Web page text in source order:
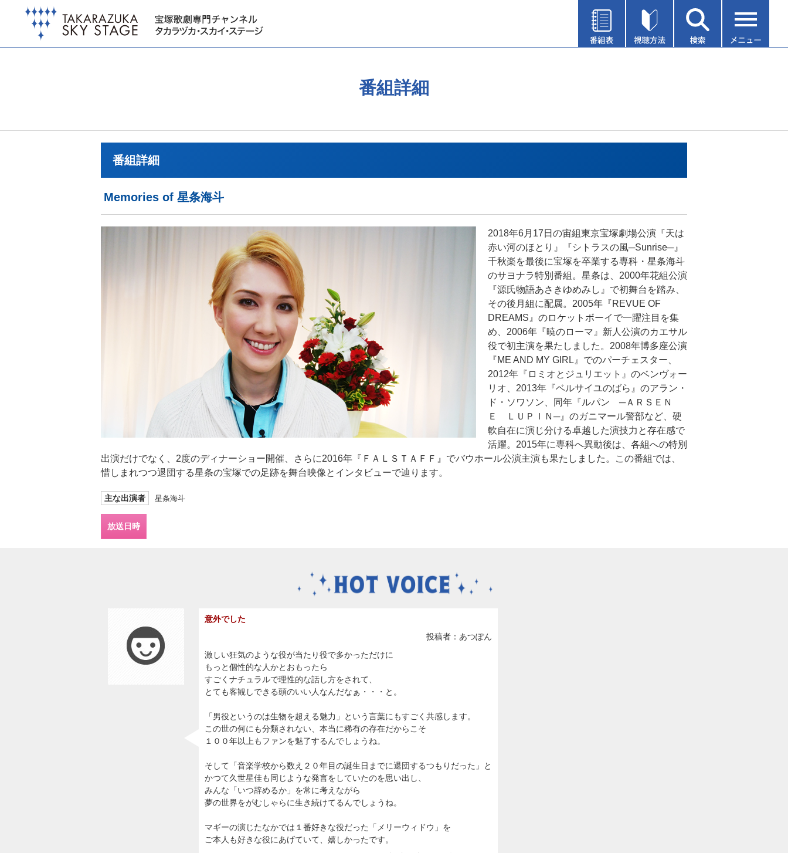
番組詳細
番組詳細
Memories of 星条海斗
2018年6月17日の宙組東京宝塚劇場公演『天は
赤い河のほとり』『シトラスの風─Sunrise─』
千秋楽を最後に宝塚を卒業する専科・星条海斗
のサヨナラ特別番組。星条は、2000年花組公演
『源氏物語あさきゆめみし』で初舞台を踏み、
その後月組に配属。2005年『REVUE OF
DREAMS』のロケットボーイで一躍注目を集
め、2006年『暁のローマ』新人公演のカエサル
役で初主演を果たしました。2008年博多座公演
『ME AND MY GIRL』でのパーチェスター、
2012年『ロミオとジュリエット』のベンヴォー
リオ、2013年『ベルサイユのばら』のアラン・
ド・ソワソン、同年『ルパン ─ＡＲＳＥＮ
Ｅ ＬＵＰＩＮ─』のガニマール警部など、硬
軟自在に演じ分ける卓越した演技力と存在感で
活躍。2015年に専科へ異動後は、各組への特別
出演だけでなく、2度のディナーショー開催、さらに2016年『ＦＡＬＳＴＡＦＦ』でバウホール公演主演も果たしました。この番組では、
惜しまれつつ退団する星条の宝塚での足跡を舞台映像とインタビューで辿ります。
主な出演者 星条海斗
放送日時
意外でした
投稿者：あつぽん
激しい狂気のような役が当たり役で多かっただけに
もっと個性的な人かとおもったら
すごくナチュラルで理性的な話し方をされて、
とても客観しできる頭のいい人なんだなぁ・・・と。
「男役というのは生物を超える魅力」という言葉にもすごく共感します。
この世の何にも分類されない、本当に稀有の存在だからこそ
１００年以上もファンを魅了するんでしょうね。
そして「音楽学校から数え２０年目の誕生日までに退団するつもりだった」と
かつて久世星佳も同じような発言をしていたのを思い出し、
みんな「いつ辞めるか」を常に考えながら
夢の世界をがむしゃらに生き続けてるんでしょうね。
マギーの演じたなかでは１番好きな役だった「メリーウィドウ」を
ご本人も好きな役にあげていて、嬉しかったです。